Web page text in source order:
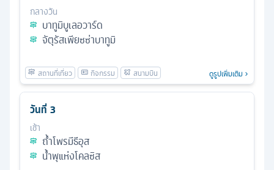
กลางวัน
บาทูมิบูเลอวาร์ด
จัตุรัสเพียซซ่าบาทูมิ
ดูรูปเพิ่มเติม
วันที่ 3
เช้า
ถ้ำโพรมีธีอุส
น้ำพุแห่งโคลซิส